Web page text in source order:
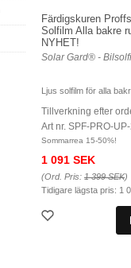
Färdigskuren
Solfilm Alla bakre
NYHET!
Solar Gard® -
Ljus solfilm för alla
Tillverkning efter
Art nr. SPF-PRO-
Sommarrea 15-50%!
1 091 SEK
(Ord. Pris: 1 399 SEK)
Tidigare lägsta pris: 1